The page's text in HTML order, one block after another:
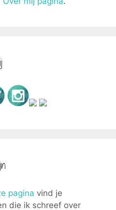
pagina vind je
die ik schreef over